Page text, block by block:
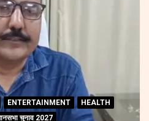
ENTERTAINMENT
HEALTH
चुनाव 2027